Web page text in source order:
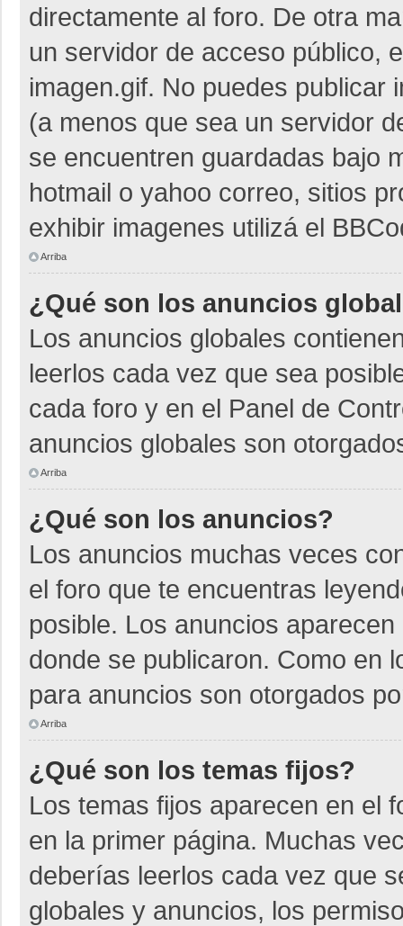
directamente al foro. De otra
un servidor de acceso público,
imagen.gif. No puedes publicar
(a menos que sea un servidor
se encuentren guardadas bajo
hotmail o yahoo correo, sitios
exhibir imagenes utilizá el
Arriba
¿Qué son los anuncios
Los anuncios globales
leerlos cada vez que sea
cada foro y en el Panel de
anuncios globales son
Arriba
¿Qué son los anuncios?
Los anuncios muchas veces
el foro que te encuentras
posible. Los anuncios
donde se publicaron. Como en
para anuncios son otorgados
Arriba
¿Qué son los temas fijos?
Los temas fijos aparecen en el
en la primer página. Muchas
deberías leerlos cada vez que
globales y anuncios, los